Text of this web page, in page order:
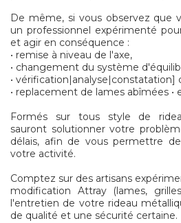
De même, si vous observez que
un professionnel expérimenté
et agir en conséquence :
• remise à niveau de l'axe,
• changement du système
• vérification|analyse|constatation]
• replacement de lames abîmées •
Formés sur tous style de
sauront solutionner votre
délais, afin de vous permettre
votre activité.
Comptez sur des artisans
modification Attray (lames,
l'entretien de votre rideau
de qualité et une sécurité certaine.